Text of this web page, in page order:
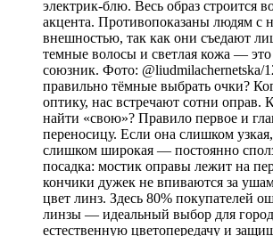
электрик-блю. Весь образ строится
акцента. Противопоказаны людям с
внешностью, так как они съедают
темные волосы и светлая кожа —
союзник. Фото: @liudmilachernetska/
правильно тёмные выбрать очки?
оптику, нас встречают сотни оправ.
найти «свою»? Правило первое и
переносицу. Если она слишком
слишком широкая — постоянно
посадка: мостик оправы лежит на
кончики дужек не впиваются за
цвет линз. Здесь 80% покупателей
линзы — идеальный выбор для
естественную цветопередачу и